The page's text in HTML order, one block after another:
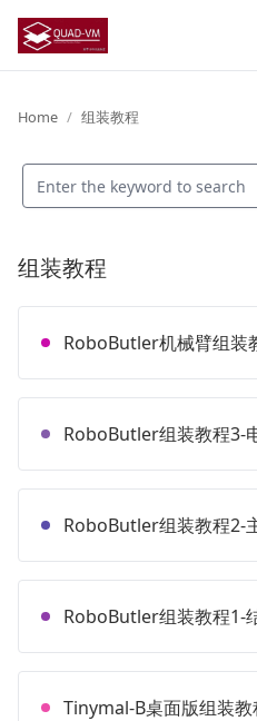
Home 组装教程
组装教程
RoboButler机械臂组装
RoboButler组装教程3-
RoboButler组装教程2-
RoboButler组装教程1-
Tinymal-B桌面版组装